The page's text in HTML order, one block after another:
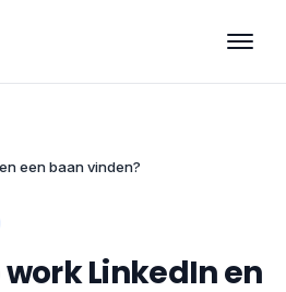
een baan vinden?
work LinkedIn en